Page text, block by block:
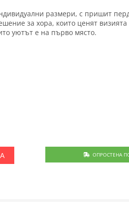
размери, с пришит
за хора, които ценят визията
уютът е на първо място.
ОПРОСТЕНА